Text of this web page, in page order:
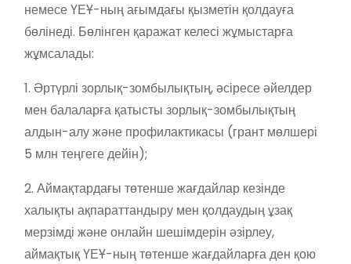
немесе ҮЕҰ-ның ағымдағы қызметін қолдауға
бөлінеді. Бөлінген қаражат келесі жұмыстарға
жұмсалады:
1. Әртүрлі зорлық-зомбылықтың, әсіресе әйелдер
мен балаларға қатысты зорлық-зомбылықтың
алдын-алу және профилактикасы (грант мөлшері
5 млн теңгеге дейін);
2. Аймақтардағы төтенше жағдайлар кезінде
халықты ақпараттандыру мен қолдаудың ұзақ
мерзімді және онлайн шешімдерін әзірлеу,
аймақтық ҮЕҰ-ның төтенше жағдайларға ден қою